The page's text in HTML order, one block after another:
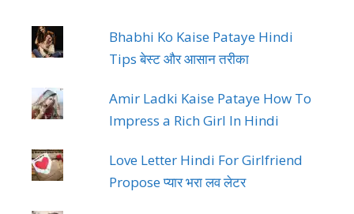
Bhabhi Ko Kaise Pataye Hindi
Tips बेस्ट और आसान तरीका
Amir Ladki Kaise Pataye How To
Impress a Rich Girl In Hindi
Love Letter Hindi For Girlfriend
Propose प्यार भरा लव लेटर